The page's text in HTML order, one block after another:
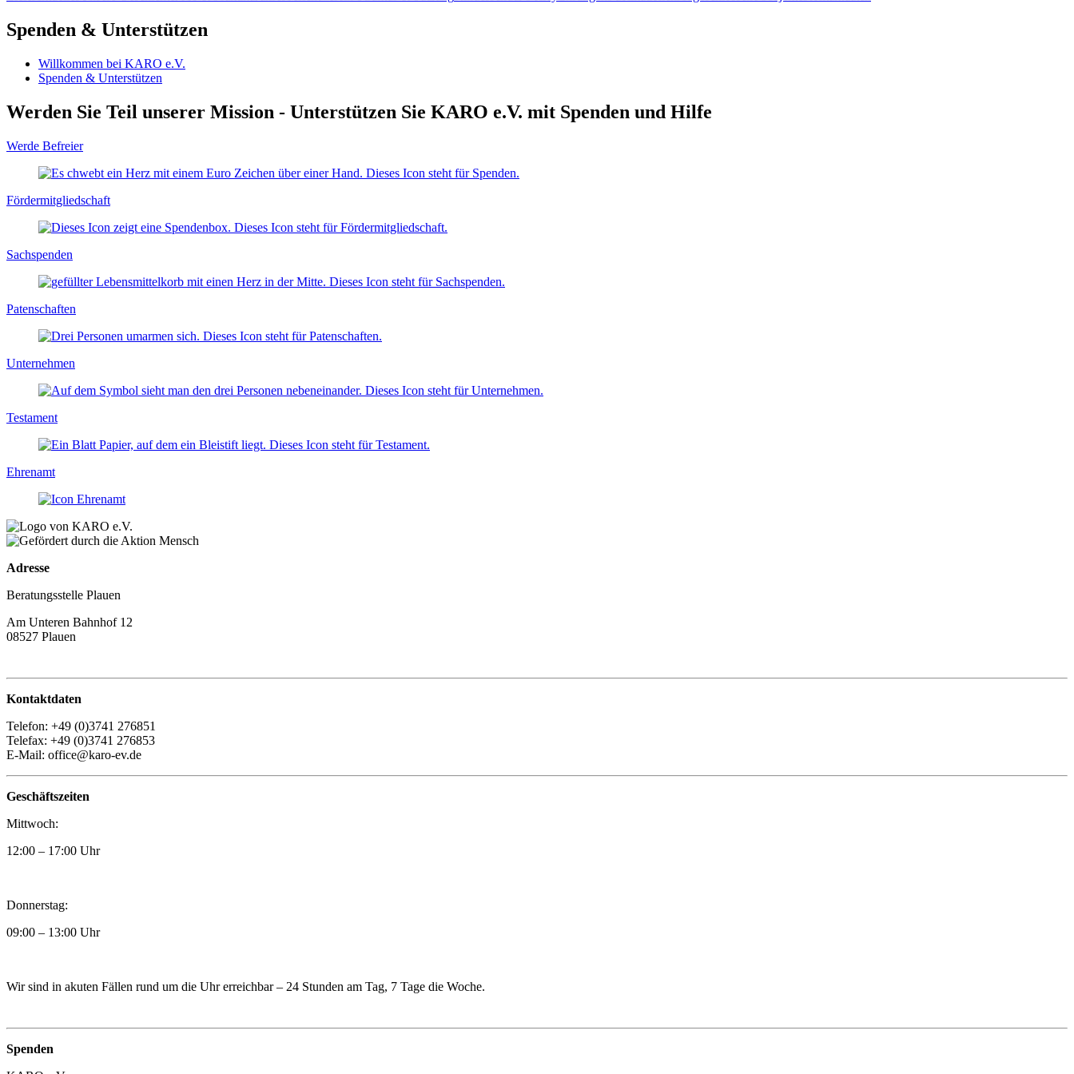
Spenden & Unterstützen
Willkommen bei KARO e.V.
Spenden & Unterstützen
Werden Sie Teil unserer Mission - Unterstützen Sie KARO e.V. mit Spenden und Hilfe
Werde Befreier
Fördermitgliedschaft
Sachspenden
Patenschaften
Unternehmen
Testament
Ehrenamt
Adresse
Beratungsstelle Plauen
Am Unteren Bahnhof 12
08527 Plauen
Kontaktdaten
Telefon: +49 (0)3741 276851
Telefax: +49 (0)3741 276853
E-Mail: office@karo-ev.de
Geschäftszeiten
Mittwoch:
12:00 – 17:00 Uhr
Donnerstag:
09:00 – 13:00 Uhr
Wir sind in akuten Fällen rund um die Uhr erreichbar – 24 Stunden am Tag, 7 Tage die Woche.
Spenden